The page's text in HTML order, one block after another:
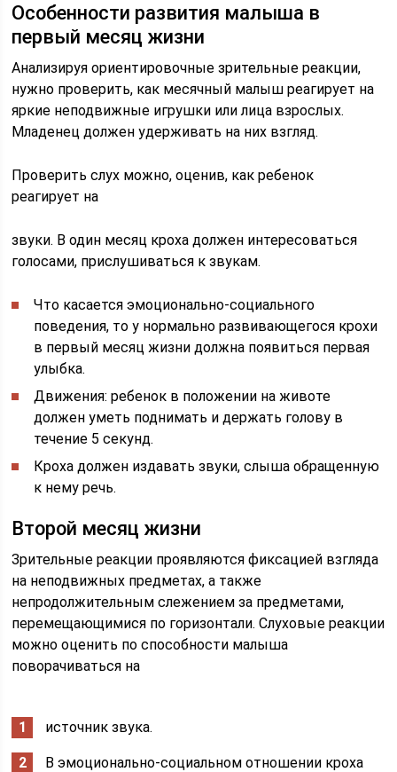
Особенности развития малыша в
первый месяц жизни
Анализируя ориентировочные зрительные реакции,
нужно проверить, как месячный малыш реагирует на
яркие неподвижные игрушки или лица взрослых.
Младенец должен удерживать на них взгляд.
Проверить слух можно, оценив, как ребенок
реагирует на
звуки. В один месяц кроха должен интересоваться
голосами, прислушиваться к звукам.
Что касается эмоционально-социального
поведения, то у нормально развивающегося крохи
в первый месяц жизни должна появиться первая
улыбка.
Движения: ребенок в положении на животе
должен уметь поднимать и держать голову в
течение 5 секунд.
Кроха должен издавать звуки, слыша обращенную
к нему речь.
Второй месяц жизни
Зрительные реакции проявляются фиксацией взгляда
на неподвижных предметах, а также
непродолжительным слежением за предметами,
перемещающимися по горизонтали. Слуховые реакции
можно оценить по способности малыша
поворачиваться на
источник звука.
В эмоционально-социальном отношении кроха